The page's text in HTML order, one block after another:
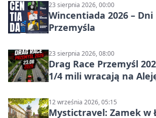
23 sierpnia 2026, 00:00
Wincentiada 2026 –
Przemyśla
23 sierpnia 2026, 08:00
Drag Race Przemyśl
1/4 mili wracają na
12 września 2026, 05:15
Mystictravel: Zamek w